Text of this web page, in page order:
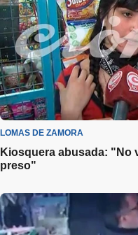
LOMAS DE ZAMORA
Kiosquera abusada: "No
preso"